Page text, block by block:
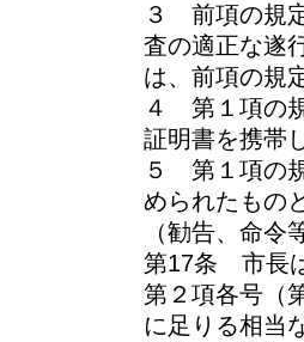
３ 前項の規
査の適正な遂
は、前項の規
４ 第１項の
証明書を携帯
５ 第１項の
められたもの
（勧告、命令
第17条 市長
第２項各号（
に足りる相当